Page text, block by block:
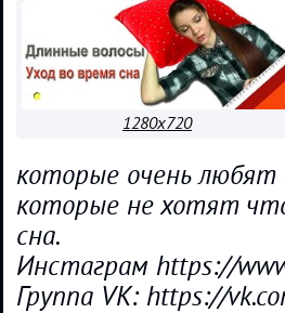
1280x720
которые очень любят
которые не хотят
сна.
Инстаграм https://
Группа VK: https://